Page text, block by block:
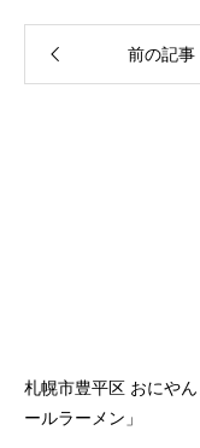
前の記事
札幌市豊平区 おにや
ールラーメン」